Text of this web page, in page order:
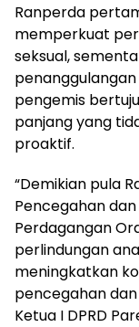
Ranperda
memperkuat
seksual,
pengemis
panjang yang
proaktif.
“Demikian pula
Pencegahan
Perdagangan
perlindungan
meningkatkan
pencegahan
Ketua I DPRD